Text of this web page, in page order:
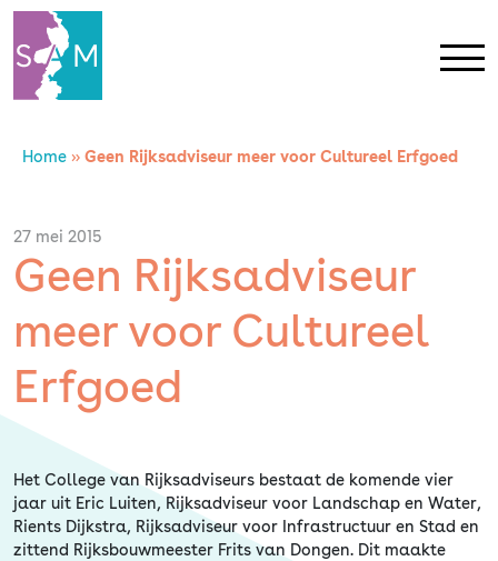
Home
Contact
SAM Limburg
Actueel
Overheid
Erfgoed
Home » Geen Rijksadviseur meer voor Cultureel Erfgoed
27 mei 2015
Geen Rijksadviseur
meer voor Cultureel
Erfgoed
Het College van Rijksadviseurs bestaat de komende vier
jaar uit Eric Luiten, Rijksadviseur voor Landschap en Water,
Rients Dijkstra, Rijksadviseur voor Infrastructuur en Stad en
zittend Rijksbouwmeester Frits van Dongen. Dit maakte